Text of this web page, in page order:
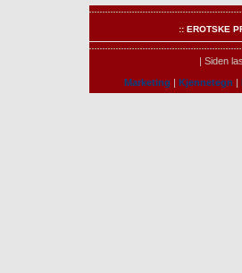
:: EROTSKE
| Siden
Marketing | Kjennetegn |